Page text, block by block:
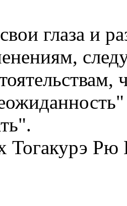
глаза и
Тогакурэ